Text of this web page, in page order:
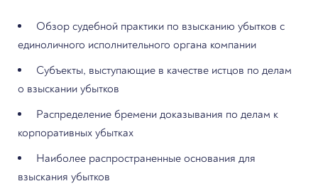
Обзор судебной практики по взысканию убытков с
единоличного исполнительного органа компании
Субъекты, выступающие в качестве истцов по делам
о взыскании убытков
Распределение бремени доказывания по делам к
корпоративных убытках
Наиболее распространенные основания для
взыскания убытков